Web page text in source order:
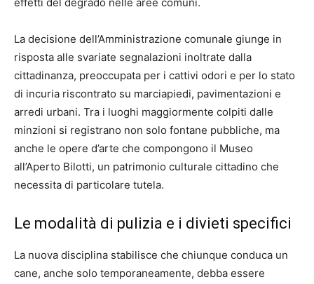
La decisione dell’Amministrazione comunale giunge in
risposta alle svariate segnalazioni inoltrate dalla
cittadinanza, preoccupata per i cattivi odori e per lo stato
di incuria riscontrato su marciapiedi, pavimentazioni e
arredi urbani. Tra i luoghi maggiormente colpiti dalle
minzioni si registrano non solo fontane pubbliche, ma
anche le opere d’arte che compongono il Museo
all’Aperto Bilotti, un patrimonio culturale cittadino che
necessita di particolare tutela.
Le modalità di pulizia e i divieti specifici
La nuova disciplina stabilisce che chiunque conduca un
cane, anche solo temporaneamente, debba essere